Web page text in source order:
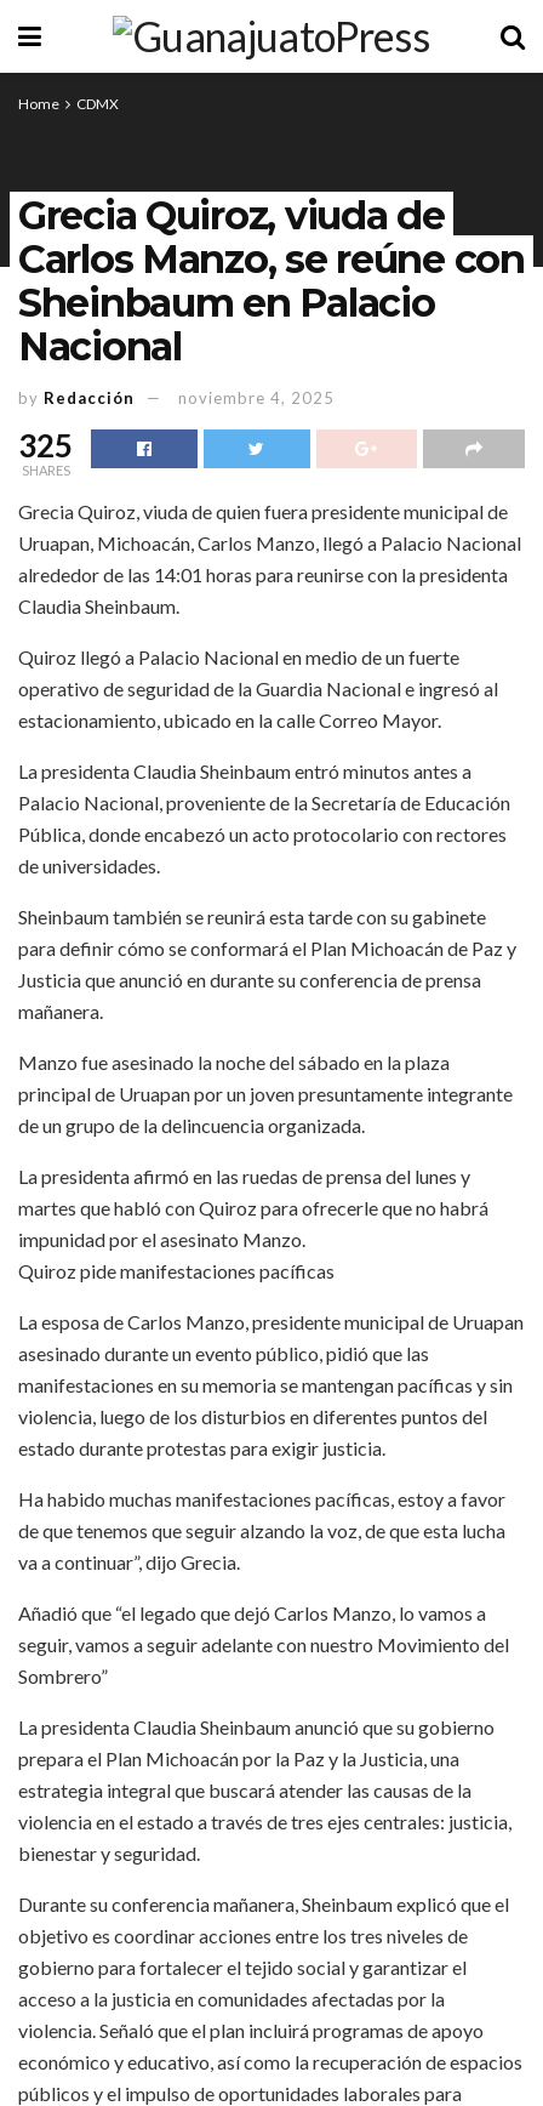
Home CDMX
Grecia Quiroz, viuda de
Carlos Manzo, se reúne con
Sheinbaum en Palacio
Nacional
by Redacción noviembre 4, 2025
325
SHARES
Grecia Quiroz, viuda de quien fuera presidente municipal de
Uruapan, Michoacán, Carlos Manzo, llegó a Palacio Nacional
alrededor de las 14:01 horas para reunirse con la presidenta
Claudia Sheinbaum.
Quiroz llegó a Palacio Nacional en medio de un fuerte
operativo de seguridad de la Guardia Nacional e ingresó al
estacionamiento, ubicado en la calle Correo Mayor.
La presidenta Claudia Sheinbaum entró minutos antes a
Palacio Nacional, proveniente de la Secretaría de Educación
Pública, donde encabezó un acto protocolario con rectores
de universidades.
Sheinbaum también se reunirá esta tarde con su gabinete
para definir cómo se conformará el Plan Michoacán de Paz y
Justicia que anunció en durante su conferencia de prensa
mañanera.
Manzo fue asesinado la noche del sábado en la plaza
principal de Uruapan por un joven presuntamente integrante
de un grupo de la delincuencia organizada.
La presidenta afirmó en las ruedas de prensa del lunes y
martes que habló con Quiroz para ofrecerle que no habrá
impunidad por el asesinato Manzo.
Quiroz pide manifestaciones pacíficas
La esposa de Carlos Manzo, presidente municipal de Uruapan
asesinado durante un evento público, pidió que las
manifestaciones en su memoria se mantengan pacíficas y sin
violencia, luego de los disturbios en diferentes puntos del
estado durante protestas para exigir justicia.
Ha habido muchas manifestaciones pacíficas, estoy a favor
de que tenemos que seguir alzando la voz, de que esta lucha
va a continuar”, dijo Grecia.
Añadió que “el legado que dejó Carlos Manzo, lo vamos a
seguir, vamos a seguir adelante con nuestro Movimiento del
Sombrero”
La presidenta Claudia Sheinbaum anunció que su gobierno
prepara el Plan Michoacán por la Paz y la Justicia, una
estrategia integral que buscará atender las causas de la
violencia en el estado a través de tres ejes centrales: justicia,
bienestar y seguridad.
Durante su conferencia mañanera, Sheinbaum explicó que el
objetivo es coordinar acciones entre los tres niveles de
gobierno para fortalecer el tejido social y garantizar el
acceso a la justicia en comunidades afectadas por la
violencia. Señaló que el plan incluirá programas de apoyo
económico y educativo, así como la recuperación de espacios
públicos y el impulso de oportunidades laborales para